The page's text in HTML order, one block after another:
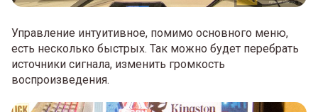
Управление интуитивное, помимо основного меню,
есть несколько быстрых. Так можно будет перебрать
источники сигнала, изменить громкость
воспроизведения.